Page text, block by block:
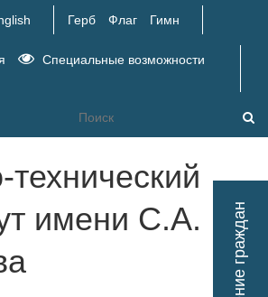
Герб Флаг Гимн
Специальные возможности
технический
имени С.А.